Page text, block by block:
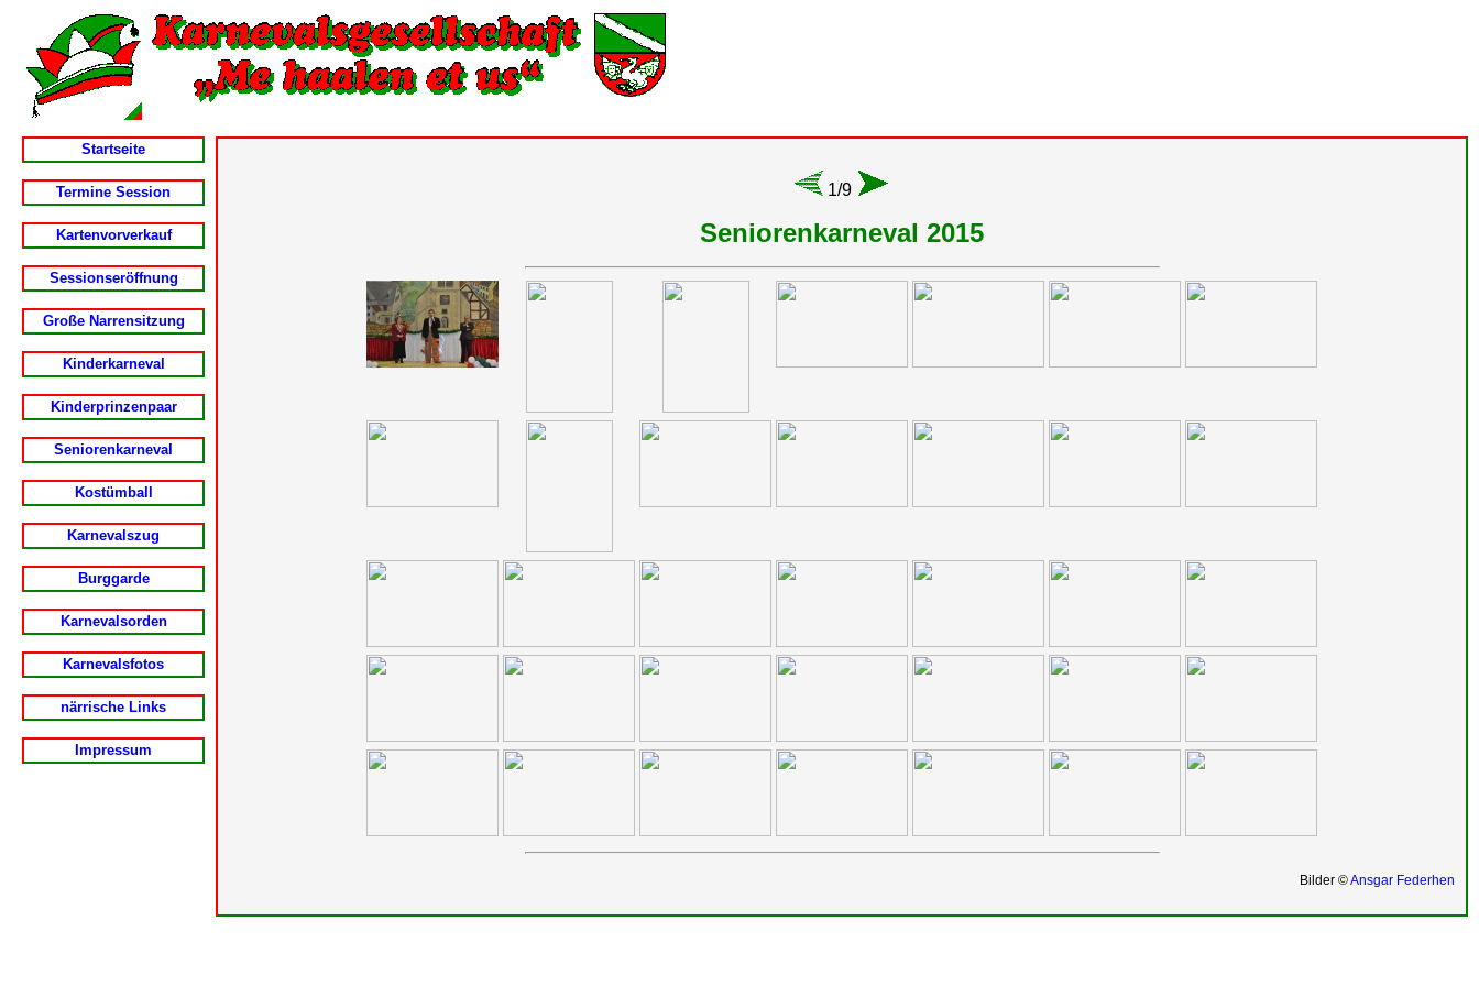
Startseite
Termine Session
Kartenvorverkauf
Sessionseröffnung
Große Narrensitzung
Kinderkarneval
Kinderprinzenpaar
Seniorenkarneval
Kostümball
Karnevalszug
Burggarde
Karnevalsorden
Karnevalsfotos
närrische Links
Impressum
1/9
Seniorenkarneval 2015
Bilder ©Ansgar Federhen